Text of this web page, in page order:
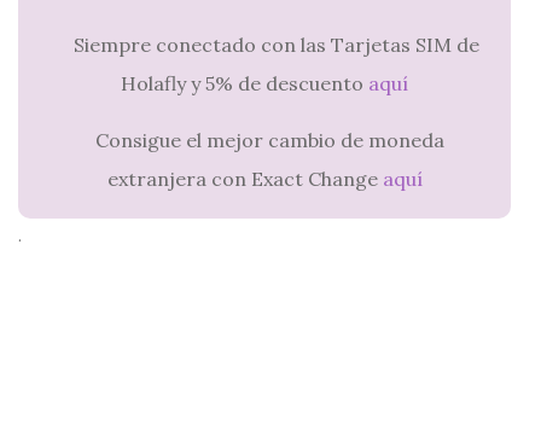
Siempre conectado con las Tarjetas SIM de
Holafly y 5% de descuento aquí
Consigue el mejor cambio de moneda
extranjera con Exact Change aquí
.